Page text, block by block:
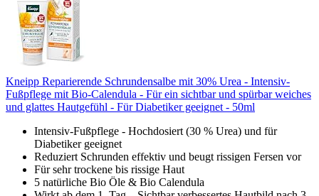
Kneipp Reparierende Schrundensalbe mit 30% Urea - Intensiv-
Fußpflege mit Bio-Calendula - Für ein sichtbar und spürbar weiches
und glattes Hautgefühl - Für Diabetiker geeignet - 50ml
Intensiv-Fußpflege - Hochdosiert (30 % Urea) und für
Diabetiker geeignet
Reduziert Schrunden effektiv und beugt rissigen Fersen vor
Für sehr trockene bis rissige Haut
5 natürliche Bio Öle & Bio Calendula